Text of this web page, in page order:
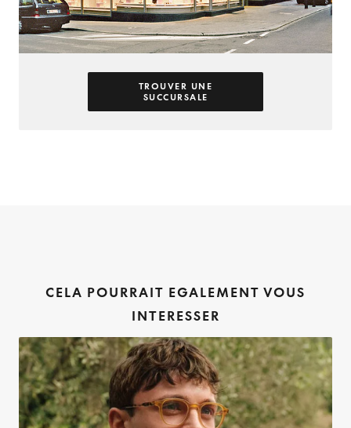
TROUVER UNE
SUCCURSALE
CELA POURRAIT EGALEMENT VOUS
INTERESSER